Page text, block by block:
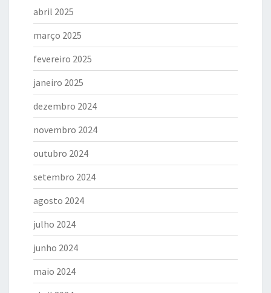
abril 2025
março 2025
fevereiro 2025
janeiro 2025
dezembro 2024
novembro 2024
outubro 2024
setembro 2024
agosto 2024
julho 2024
junho 2024
maio 2024